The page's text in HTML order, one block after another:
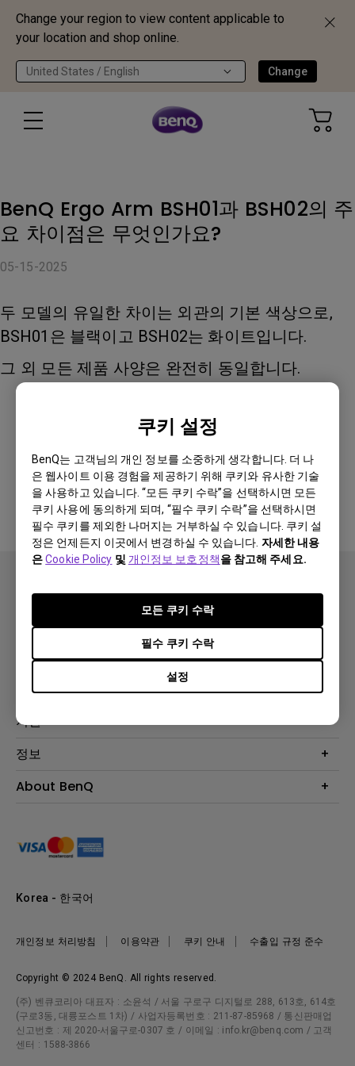
Change your region to view content applicable to
your location and shop online.
United States / English Change
쿠키 설정
BenQ는 고객님의 개인 정보를 소중하게 생각합니다. 더 나
은 웹사이트 이용 경험을 제공하기 위해 쿠키와 유사한 기술
을 사용하고 있습니다. “모든 쿠키 수락”을 선택하시면 모든
쿠키 사용에 동의하게 되며, “필수 쿠키 수락”을 선택하시면
필수 쿠키를 제외한 나머지는 거부하실 수 있습니다. 쿠키 설
정은 언제든지 이곳에서 변경하실 수 있습니다. 자세한 내용
은Cookie Policy 및 개인정보 보호정책을 참고해 주세요.
설정
필수 쿠키 수락
모든 쿠키 수락
BenQ Ergo Arm BSH01과 BSH02의 주
요 차이점은 무엇인가요?
05-15-2025
두 모델의 유일한 차이는 외관의 기본 색상으로,
BSH01은 블랙이고 BSH02는 화이트입니다.
그 외 모든 제품 사양은 완전히 동일합니다.
이 답변이 도움이 되셨습니까?
네 아니요
제품
조명
솔루션
e스포츠
비즈니스 디스플레이
지원
문의
서비스센터
정보
프로젝터 거리계산기
About BenQ
사회적 책임
뉴스
Copyright © 2024 BenQ. All rights reserved.
개인정보 처리방침 이용약관 쿠키 안내 수출입 규정 준수
Korea - 한국어
(주) 벤큐코리아 대표자 : 소윤석 / 서울 구로구 디지털로 288, 613호, 614호
(구로3동, 대륭포스트 1차) / 사업자등록번호 : 211-87-85968 / 통신판매업
신고번호 : 제 2020-서울구로-0307 호 / 이메일 : info.kr@benq.com / 고객
센터 : 1588-3866